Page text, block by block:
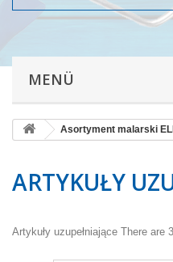
MENÜ
Asortyment malarski
ARTYKUŁY
Artykuły uzupełniające There are